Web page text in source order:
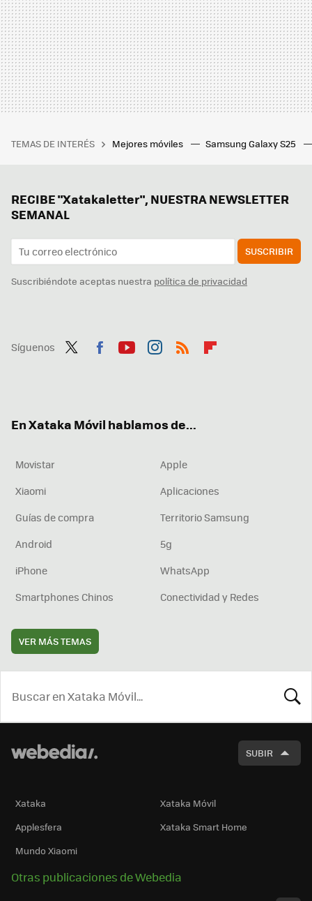
TEMAS DE INTERÉS Mejores móviles Samsung Galaxy S25
RECIBE "Xatakaletter", NUESTRA NEWSLETTER
SEMANAL
SUSCRIBIR
Suscribiéndote aceptas nuestra política de privacidad
Síguenos
En Xataka Móvil hablamos de...
Movistar
Apple
Xiaomi
Aplicaciones
Guías de compra
Territorio Samsung
Android
5g
iPhone
WhatsApp
Smartphones Chinos
Conectividad y Redes
VER MÁS TEMAS
SUBIR
Xataka
Xataka Móvil
Applesfera
Xataka Smart Home
Mundo Xiaomi
Otras publicaciones de Webedia